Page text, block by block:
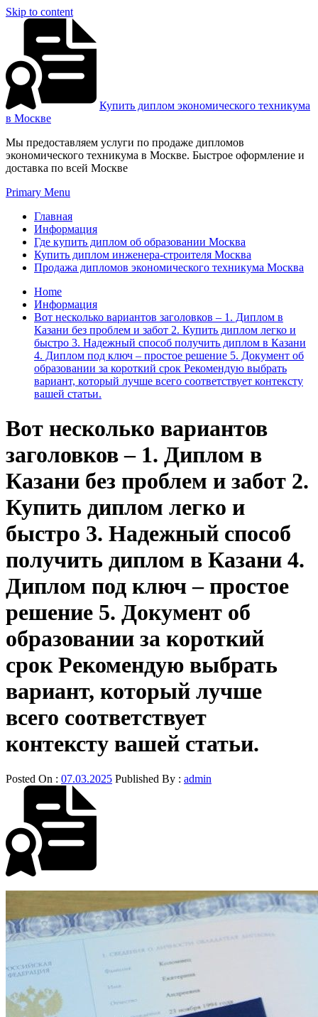
Skip to content
Купить диплом экономического техникума
в Москве
Мы предоставляем услуги по продаже дипломов
экономического техникума в Москве. Быстрое оформление и
доставка по всей Москве
Primary Menu
Главная
Информация
Где купить диплом об образовании Москва
Купить диплом инженера-строителя Москва
Продажа дипломов экономического техникума Москва
Home
Информация
Вот несколько вариантов заголовков – 1. Диплом в
Казани без проблем и забот 2. Купить диплом легко и
быстро 3. Надежный способ получить диплом в Казани
4. Диплом под ключ – простое решение 5. Документ об
образовании за короткий срок Рекомендую выбрать
вариант, который лучше всего соответствует контексту
вашей статьи.
Вот несколько вариантов
заголовков – 1. Диплом в
Казани без проблем и забот 2.
Купить диплом легко и
быстро 3. Надежный способ
получить диплом в Казани 4.
Диплом под ключ – простое
решение 5. Документ об
образовании за короткий
срок Рекомендую выбрать
вариант, который лучше
всего соответствует
контексту вашей статьи.
Posted On : 07.03.2025 Published By : admin